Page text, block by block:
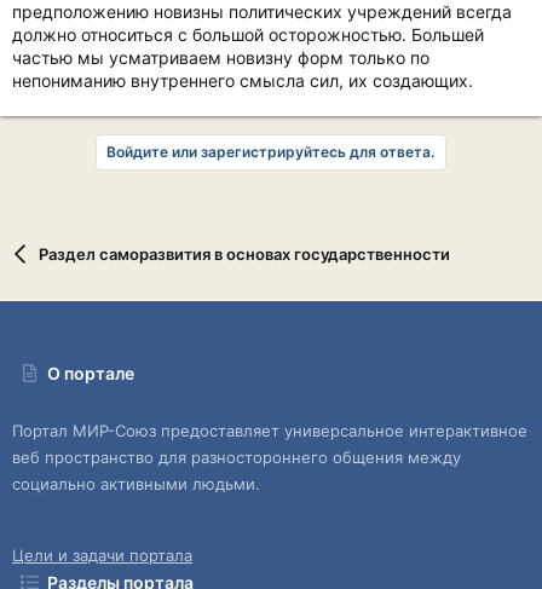
предположению новизны политических учреждений всегда
должно относиться с большой осторожностью. Большей
частью мы усматриваем новизну форм только по
непониманию внутреннего смысла сил, их создающих.
Войдите или зарегистрируйтесь для ответа.
Раздел саморазвития в основах государственности
О портале
Портал МИР-Союз предоставляет универсальное интерактивное
веб пространство для разностороннего общения между
социально активными людьми.
Цели и задачи портала
Разделы портала